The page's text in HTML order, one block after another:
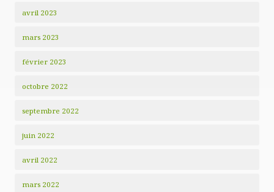
avril 2023
mars 2023
février 2023
octobre 2022
septembre 2022
juin 2022
avril 2022
mars 2022